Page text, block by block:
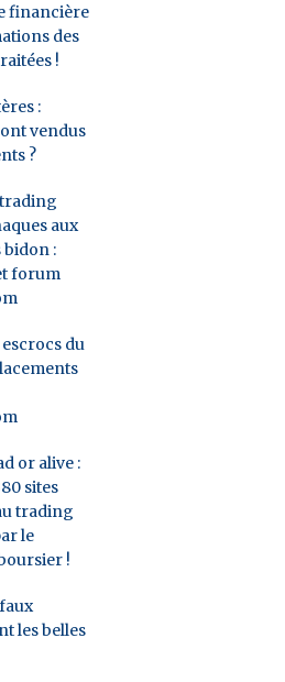
financière
des
!
:
vendus
?
aux
bidon :
forum
escrocs du
or alive :
sites
trading
le
!
les belles